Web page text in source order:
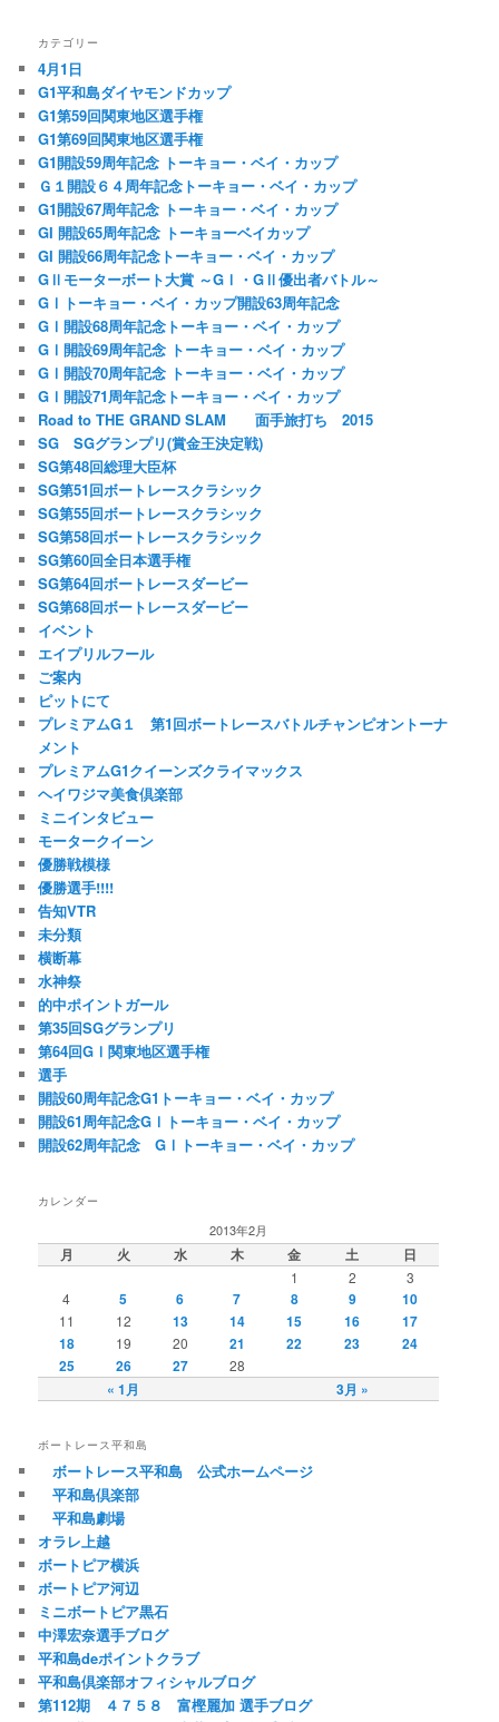
カテゴリー
4月1日
G1平和島ダイヤモンドカップ
G1第59回関東地区選手権
G1第69回関東地区選手権
G1開設59周年記念 トーキョー・ベイ・カップ
Ｇ１開設６４周年記念トーキョー・ベイ・カップ
G1開設67周年記念 トーキョー・ベイ・カップ
GI 開設65周年記念 トーキョーベイカップ
GI 開設66周年記念トーキョー・ベイ・カップ
GⅡモーターボート大賞 ～GⅠ・GⅡ優出者バトル～
GⅠトーキョー・ベイ・カップ開設63周年記念
GⅠ開設68周年記念トーキョー・ベイ・カップ
GⅠ開設69周年記念 トーキョー・ベイ・カップ
GⅠ開設70周年記念 トーキョー・ベイ・カップ
GⅠ開設71周年記念トーキョー・ベイ・カップ
Road to THE GRAND SLAM 面手旅打ち 2015
SG SGグランプリ(賞金王決定戦)
SG第48回総理大臣杯
SG第51回ボートレースクラシック
SG第55回ボートレースクラシック
SG第58回ボートレースクラシック
SG第60回全日本選手権
SG第64回ボートレースダービー
SG第68回ボートレースダービー
イベント
エイプリルフール
ご案内
ピットにて
プレミアムG１ 第1回ボートレースバトルチャンピオントーナ
メント
プレミアムG1クイーンズクライマックス
ヘイワジマ美食倶楽部
ミニインタビュー
モータークイーン
優勝戦模様
優勝選手!!!!
告知VTR
未分類
横断幕
水神祭
的中ポイントガール
第35回SGグランプリ
第64回GⅠ関東地区選手権
選手
開設60周年記念G1トーキョー・ベイ・カップ
開設61周年記念GⅠトーキョー・ベイ・カップ
開設62周年記念 GⅠトーキョー・ベイ・カップ
カレンダー
2013年2月
月 火 水 木 金 土 日
« 1月 3月 »
1 2
3
4
5 6 7 8 9 10
11 12 13 14 15 16
17
18
19 20 21 22 23
24
25
26 27 28
ボートレース平和島
ボートレース平和島 公式ホームページ
平和島倶楽部
平和島劇場
オラレ上越
ボートピア横浜
ボートピア河辺
ミニボートピア黒石
中澤宏奈選手ブログ
平和島deポイントクラブ
平和島倶楽部オフィシャルブログ
第112期 ４７５８ 富樫麗加 選手ブログ